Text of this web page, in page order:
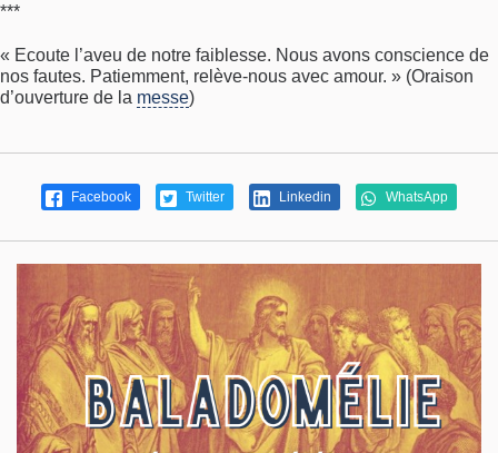
***
« Ecoute l’aveu de notre faiblesse. Nous avons conscience de
nos fautes. Patiemment, relève-nous avec amour. » (Oraison
d’ouverture de la messe)
Facebook Twitter Linkedin WhatsApp